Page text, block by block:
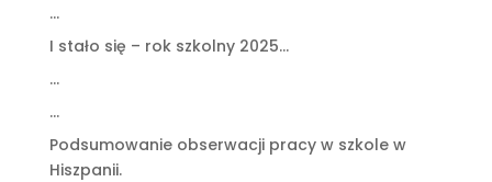
…
I stało się – rok szkolny 2025…
…
…
Podsumowanie obserwacji pracy w szkole w
Hiszpanii.